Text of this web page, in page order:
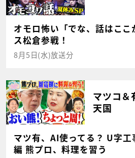
オモロ怖い「でな、話はこ
ス松倉参戦！
8月5日(水)放送分
マツコ＆
天国
マツ有、AI使ってる？ U字
編 熊プロ、料理を習う